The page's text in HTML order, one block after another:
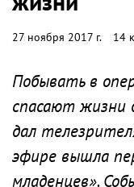
27 ноября 2017 г. 14
Побывать в
спасают жизни
дал
эфире вышла
младенцев».